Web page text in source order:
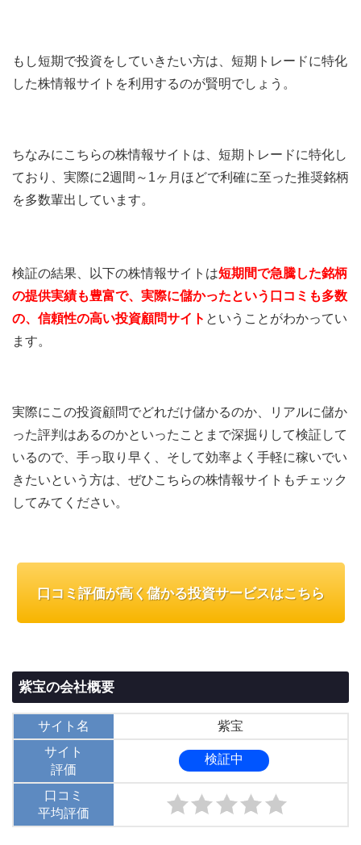
もし短期で投資をしていきたい方は、短期トレードに特化
した株情報サイトを利用するのが賢明でしょう。
ちなみにこちらの株情報サイトは、短期トレードに特化し
ており、実際に2週間～1ヶ月ほどで利確に至った推奨銘柄
を多数輩出しています。
検証の結果、以下の株情報サイトは短期間で急騰した銘柄
の提供実績も豊富で、実際に儲かったという口コミも多数
の、信頼性の高い投資顧問サイト ということがわかってい
ます。
実際にこの投資顧問でどれだけ儲かるのか、リアルに儲か
った評判はあるのかといったことまで深掘りして検証して
いるので、手っ取り早く、そして効率よく手軽に稼いでい
きたいという方は、ぜひこちらの株情報サイトもチェック
してみてください。
口コミ評価が高く儲かる投資サービスはこちら
紫宝の会社概要
サイト名
紫宝
サイト
評価
検証中
口コミ
平均評価